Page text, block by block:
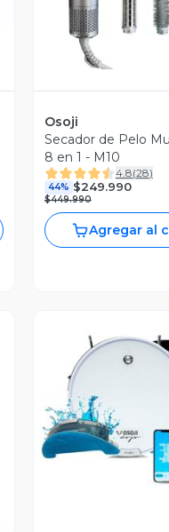
Osoji
Secador de Pelo
8 en 1 - M10
4.8(28)
44% $249.990
$449.990
Agregar al
Vista